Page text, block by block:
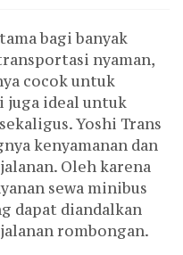
bagi banyak
nyaman,
cocok untuk
juga ideal untuk
Yoshi Trans
kenyamanan dan
Oleh karena
sewa minibus
dapat diandalkan
rombongan.